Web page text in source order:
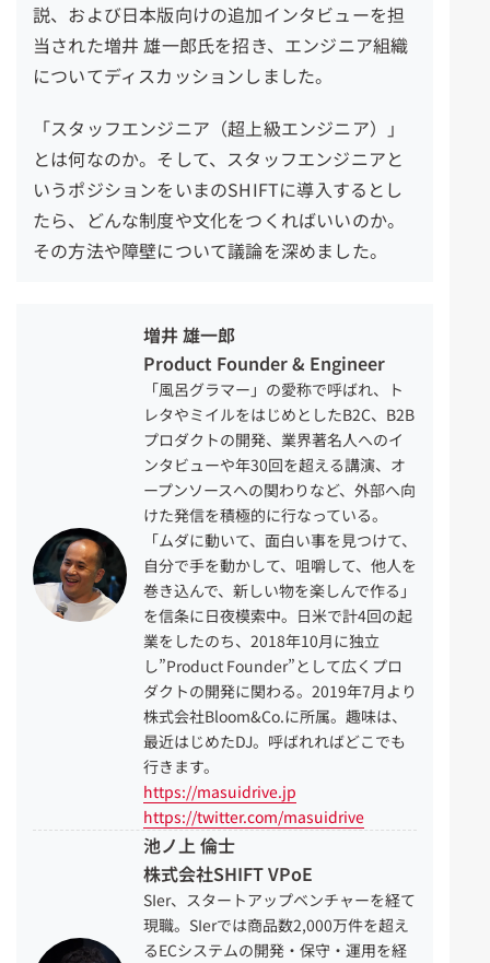
説、および日本版向けの追加インタビューを担
当された増井 雄一郎氏を招き、エンジニア組織
についてディスカッションしました。
「スタッフエンジニア（超上級エンジニア）」
とは何なのか。そして、スタッフエンジニアと
いうポジションをいまのSHIFTに導入するとし
たら、どんな制度や文化をつくればいいのか。
その方法や障壁について議論を深めました。
増井 雄一郎
Product Founder & Engineer
「風呂グラマー」の愛称で呼ばれ、ト
レタやミイルをはじめとしたB2C、B2B
プロダクトの開発、業界著名人へのイ
ンタビューや年30回を超える講演、オ
ープンソースへの関わりなど、外部へ向
けた発信を積極的に行なっている。
「ムダに動いて、面白い事を見つけて、
自分で手を動かして、咀嚼して、他人を
巻き込んで、新しい物を楽しんで作る」
を信条に日夜模索中。日米で計4回の起
業をしたのち、2018年10月に独立
し”Product Founder”として広くプロ
ダクトの開発に関わる。2019年7月より
株式会社Bloom&Co.に所属。趣味は、
最近はじめたDJ。呼ばれればどこでも
行きます。
https://masuidrive.jp
https://twitter.com/masuidrive
池ノ上 倫士
株式会社SHIFT VPoE
SIer、スタートアップベンチャーを経て
現職。SIerでは商品数2,000万件を超え
るECシステムの開発・保守・運用を経